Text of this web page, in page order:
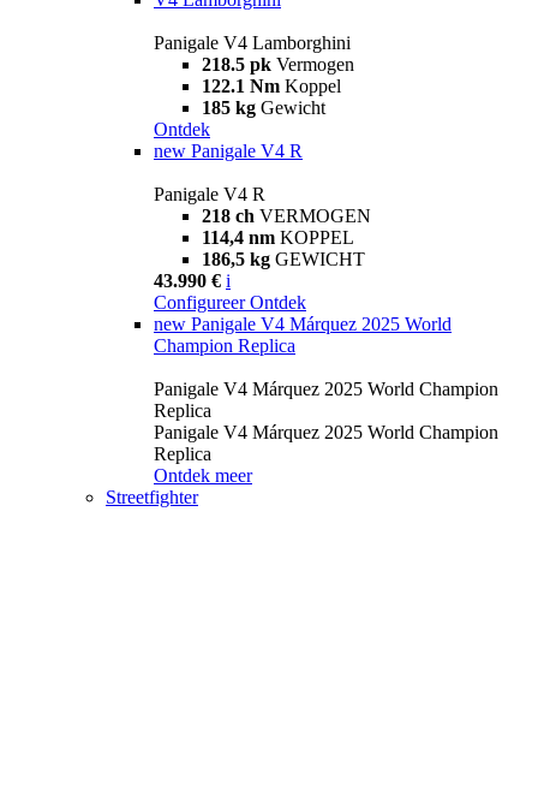
Panigale V4 Lamborghini
218.5 pk Vermogen
122.1 Nm Koppel
185 kg Gewicht
Ontdek
new Panigale V4 R
Panigale V4 R
218 ch VERMOGEN
114,4 nm KOPPEL
186,5 kg GEWICHT
43.990 € i
Configureer Ontdek
new Panigale V4 Márquez 2025 World
Champion Replica
Panigale V4 Márquez 2025 World Champion
Replica
Panigale V4 Márquez 2025 World Champion
Replica
Ontdek meer
Streetfighter